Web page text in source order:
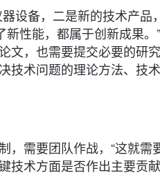
设备，二是新的技术产品
性能，都属于创新成果。
文，也需要提交必要的研
技术问题的理论方法、技
，需要团队作战，“这就需
技术方面是否作出主要贡